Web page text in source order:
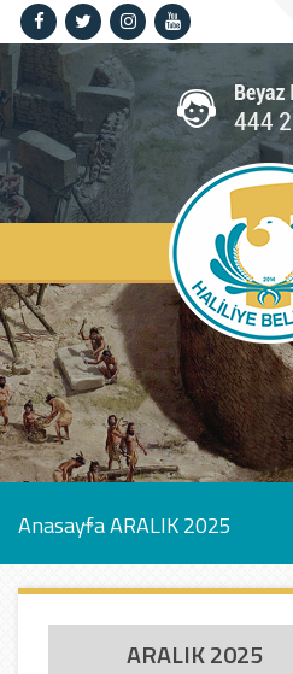
AnasayfaARALIK 2025
ARALIK 2025
Anasayfa
Kurumsal
Haliliye
Spor
Kültür
Sanat
Güncel
İletişim